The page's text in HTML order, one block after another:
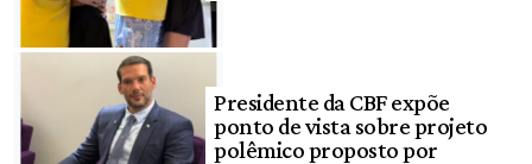
Presidente da CBF expõe
ponto de vista sobre projeto
polêmico proposto por